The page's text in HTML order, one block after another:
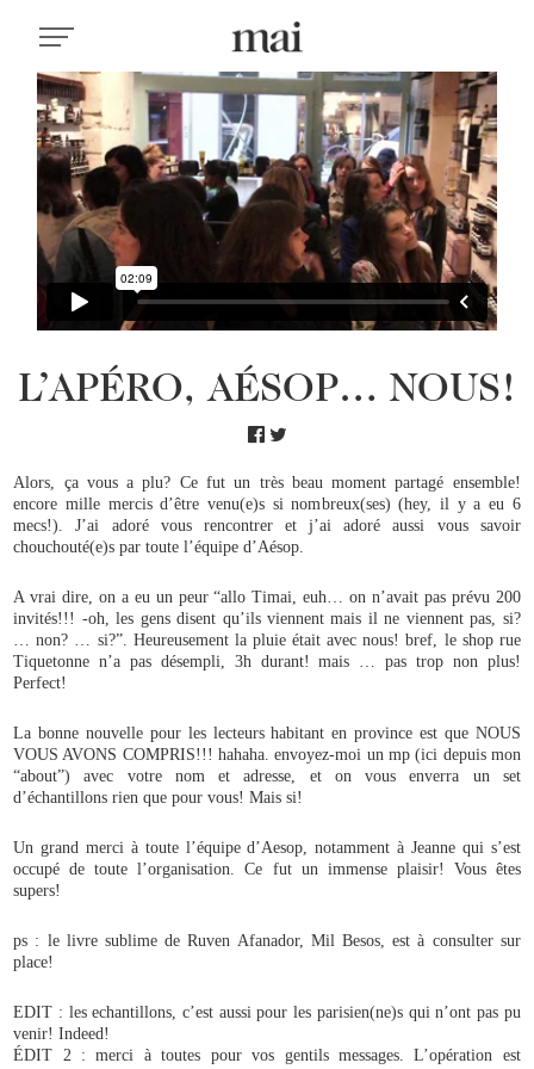
L’APÉRO, AÉSOP… NOUS!
Alors, ça vous a plu? Ce fut un très beau moment partagé ensemble!
encore mille mercis d’être venu(e)s si nombreux(ses) (hey, il y a eu 6
mecs!). J’ai adoré vous rencontrer et j’ai adoré aussi vous savoir
chouchouté(e)s par toute l’équipe d’Aésop.
A vrai dire, on a eu un peur “allo Timai, euh… on n’avait pas prévu 200
invités!!! -oh, les gens disent qu’ils viennent mais il ne viennent pas, si?
… non? … si?”. Heureusement la pluie était avec nous! bref, le shop rue
Tiquetonne n’a pas désempli, 3h durant! mais … pas trop non plus!
Perfect!
La bonne nouvelle pour les lecteurs habitant en province est que NOUS
VOUS AVONS COMPRIS!!! hahaha. envoyez-moi un mp (ici depuis mon
“about”) avec votre nom et adresse, et on vous enverra un set
d’échantillons rien que pour vous! Mais si!
Un grand merci à toute l’équipe d’Aesop, notamment à Jeanne qui s’est
occupé de toute l’organisation. Ce fut un immense plaisir! Vous êtes
supers!
ps : le livre sublime de Ruven Afanador, Mil Besos, est à consulter sur
place!
EDIT : les echantillons, c’est aussi pour les parisien(ne)s qui n’ont pas pu
venir! Indeed!
ÉDIT 2 : merci à toutes pour vos gentils messages. L’opération est